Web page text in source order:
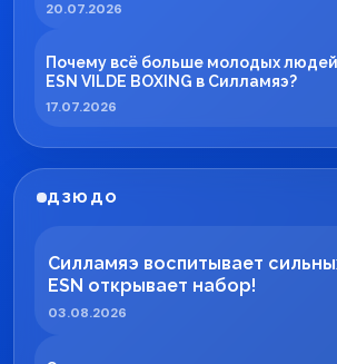
20.07.2026
Почему всё больше молодых
ESN VILDE BOXING в Силламяэ?
17.07.2026
ДЗЮДО
Силламяэ воспитывает
ESN открывает набор!
03.08.2026